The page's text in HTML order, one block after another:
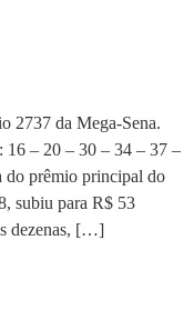
2737 da Mega-Sena.
16 – 20 – 30 – 34 – 37 –
do prêmio principal do
subiu para R$ 53
dezenas, […]